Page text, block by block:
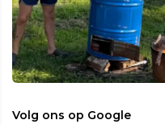
Volg ons op Google